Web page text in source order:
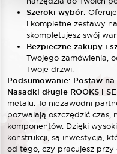
Szeroki wybór:
i kompletne zestawy
skompletujesz swój
Bezpieczne zakupy i
Twojego zamówienia,
Twoje drzwi.
Podsumowanie: Postaw
Nasadki długie ROOKS i
metalu. To niezawodni
pozwalają oszczędzić czas,
komponentów. Dzięki
konstrukcji, są inwestycją,
od tego, czy pracujesz przy